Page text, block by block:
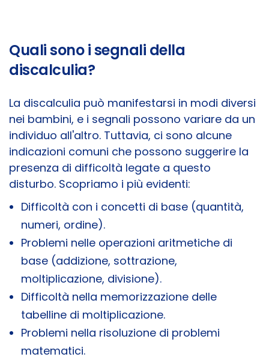
Quali sono i segnali della
discalculia?
La discalculia può manifestarsi in modi diversi
nei bambini, e i segnali possono variare da un
individuo all'altro. Tuttavia, ci sono alcune
indicazioni comuni che possono suggerire la
presenza di difficoltà legate a questo
disturbo. Scopriamo i più evidenti:
Difficoltà con i concetti di base (quantità,
numeri, ordine).
Problemi nelle operazioni aritmetiche di
base (addizione, sottrazione,
moltiplicazione, divisione).
Difficoltà nella memorizzazione delle
tabelline di moltiplicazione.
Problemi nella risoluzione di problemi
matematici.